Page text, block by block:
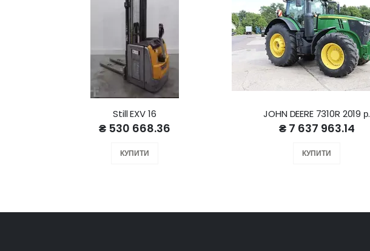
Still EXV 16
₴ 530 668.36
КУПИТИ
JOHN DEERE 7310R 2019 р.
₴ 7 637 963.14
КУПИТИ